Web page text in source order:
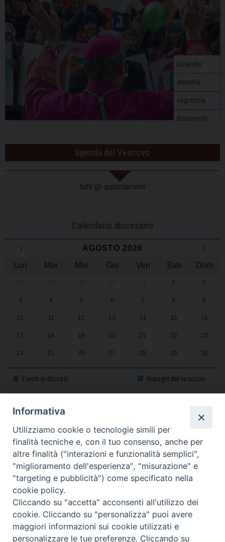
biografia
stemma
segreteria
documenti
agenda del Vescovo
tutti gli appuntamenti
Calendario diocesano
‹ AGOSTO 2026
›
Lun
Mar Mer Gio Ven Sab Dom
1 2
3 4 5 6 7 8 9
10 11 12 13 14 15 16
17 18 19 20 21 22 23
24 25 26 27 28 29 30
31 1 2 3 4 5 6
Eventi in diocesi Impegni del vescovo
CALENDARIO PASTORALE 2025-2026
Informativa
Utilizziamo cookie o tecnologie simili per
finalità tecniche e, con il tuo consenso, anche per
altre finalità ("interazioni e funzionalità semplici",
"miglioramento dell'esperienza", "misurazione" e
"targeting e pubblicità") come specificato nella
cookie policy.
Cliccando su "accetta" acconsenti all'utilizzo dei
cookie. Cliccando su "personalizza" puoi avere
maggiori informazioni sui cookie utilizzati e
personalizzare le tue preferenze. Cliccando su